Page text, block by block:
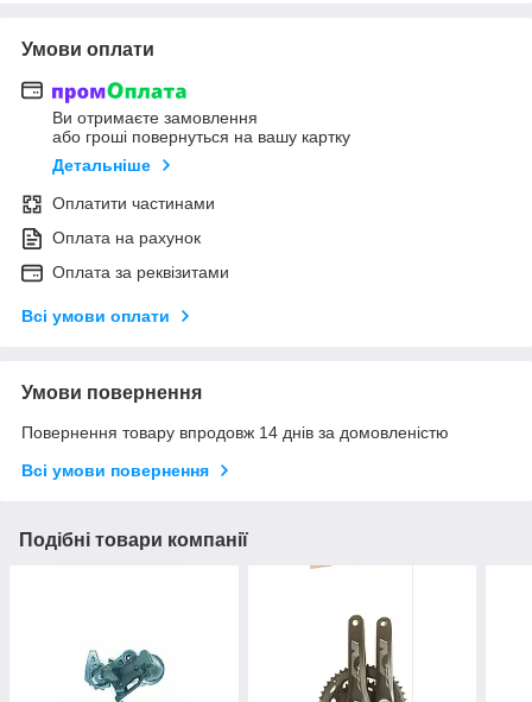
Умови оплати
Ви отримаєте замовлення
або гроші повернуться на вашу картку
Детальніше
Оплатити частинами
Оплата на рахунок
Оплата за реквізитами
Всі умови оплати
Умови повернення
Повернення товару впродовж 14 днів за домовленістю
Всі умови повернення
Подібні товари компанії